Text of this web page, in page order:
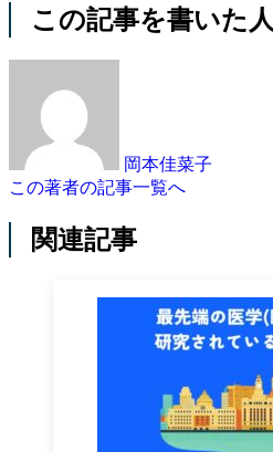
この記事を書いた人
岡本佳菜子
この著者の記事一覧へ
関連記事